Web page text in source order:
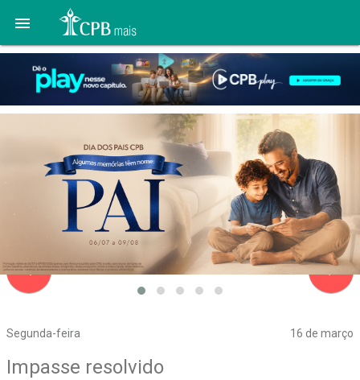

Segunda-feira 16 de março
navigate_before
Impasse resolvido
navigate_next